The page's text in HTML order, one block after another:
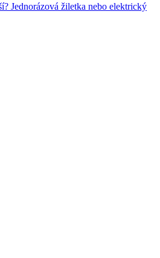
Jednorázová žiletka nebo elektrický